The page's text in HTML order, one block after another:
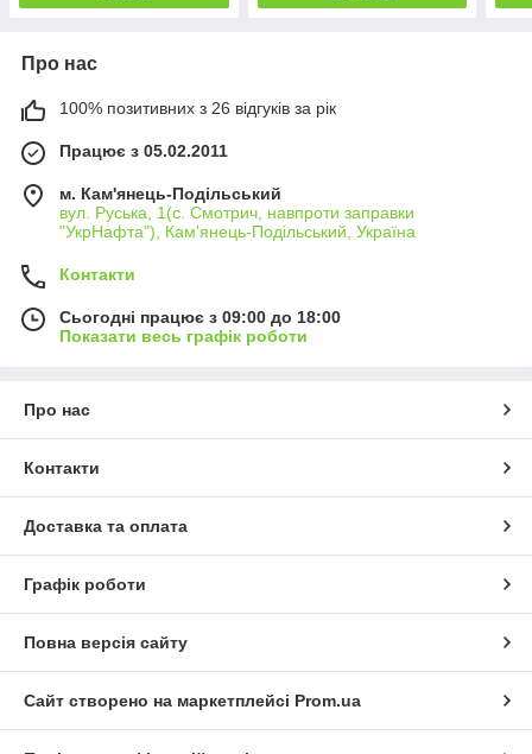
Про нас
100% позитивних з 26 відгуків за рік
Працює з 05.02.2011
м. Кам'янець-Подільський
вул. Руська, 1(с. Смотрич, навпроти заправки
"УкрНафта"), Кам'янець-Подільський, Україна
Контакти
Сьогодні працює з 09:00 до 18:00
Показати весь графік роботи
Про нас
Контакти
Доставка та оплата
Графік роботи
Повна версія сайту
Сайт створено на маркетплейсі Prom.ua